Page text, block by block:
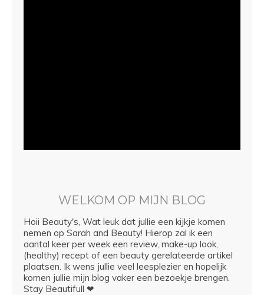
WELKOM OP MIJN BLOG
Hoii Beauty's, Wat leuk dat jullie een kijkje komen
nemen op Sarah and Beauty! Hierop zal ik een
aantal keer per week een review, make-up look,
(healthy) recept of een beauty gerelateerde artikel
plaatsen. Ik wens jullie veel leesplezier en hopelijk
komen jullie mijn blog vaker een bezoekje brengen.
Stay Beautifull ❤